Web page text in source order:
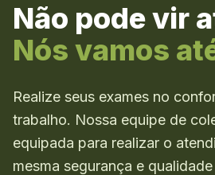
Não pode vir
Nós vamos
Realize seus exames no
trabalho. Nossa equipe de
equipada para realizar o
mesma segurança e